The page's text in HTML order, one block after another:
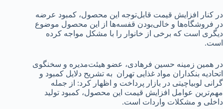
در کنار افزایش قیمت قابل‌توجه این محصول، کمبود عرضه
در فروشگاه‌ها و خالی‌بودن قفسه‌ها از این محصول موضوع
دیگری است که برخی از خانوار را با مشکل مواجه کرده
است.
در همین زمینه حسین فرهادی، عضو هیئت‌مدیره و سخنگوی
اتحادیه بنکداران مواد غذایی تهران به تشریح دلایل کمبود و
گرانی لوبیاچیتی در بازار پرداخت و اظهار کرد: از جمله
مهم‌ترین عوامل افزایش قیمت این محصول، کمبود تولید
داخلی و مشکلات واردات است.